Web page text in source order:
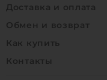
Доставка и оплата
Обмен и возврат
Как купить
Контакты